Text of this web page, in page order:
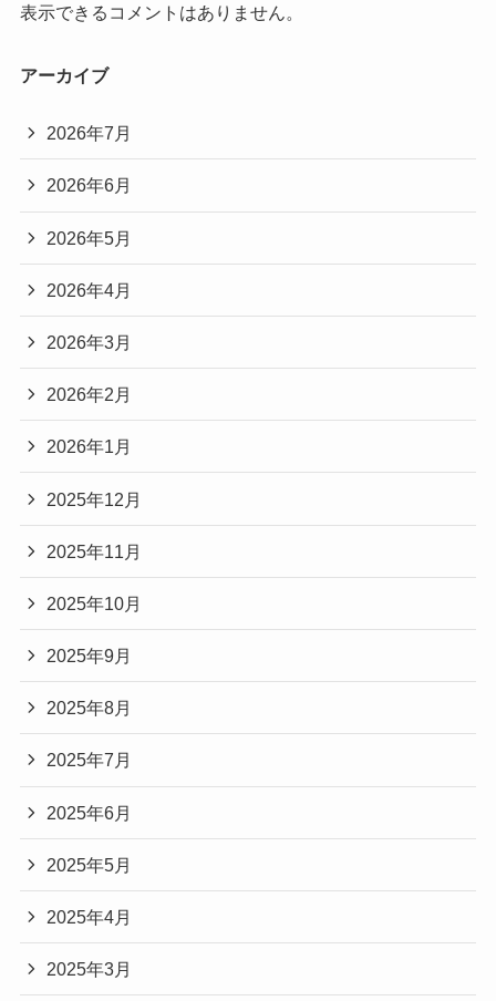
表示できるコメントはありません。
アーカイブ
2026年7月
2026年6月
2026年5月
2026年4月
2026年3月
2026年2月
2026年1月
2025年12月
2025年11月
2025年10月
2025年9月
2025年8月
2025年7月
2025年6月
2025年5月
2025年4月
2025年3月